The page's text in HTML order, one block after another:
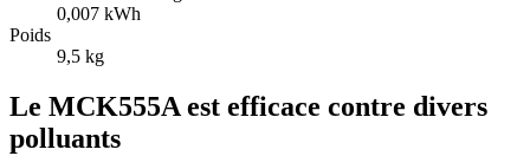
0,007 kWh
Poids
9,5 kg
Le MCK555A est efficace contre divers
polluants